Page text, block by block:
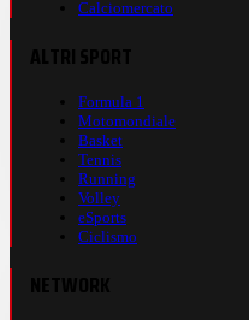
Calciomercato
Formula 1
Motomondiale
Basket
Tennis
Running
Volley
eSports
Ciclismo